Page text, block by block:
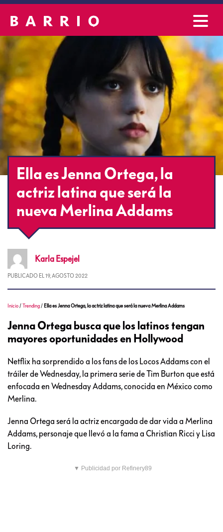
Ella es Jenna Ortega, la
actriz latina que será la
nueva Merlina Addams
Karla Espejel
PUBLICADO EL 19, AGOSTO 2022
Inicio /Trending / Ella es Jenna Ortega, la actriz latina que será la nueva Merlina Addams
Jenna Ortega busca que los latinos tengan
mayores oportunidades en Hollywood
Netflix ha sorprendido a los fans de los Locos Addams con el
tráiler de Wednesday, la primera serie de Tim Burton que está
enfocada en Wednesday Addams, conocida en México como
Merlina.
Jenna Ortega será la actriz encargada de dar vida a Merlina
Addams, personaje que llevó a la fama a Christian Ricci y Lisa
Loring.
▼ Publicidad por Refinery89